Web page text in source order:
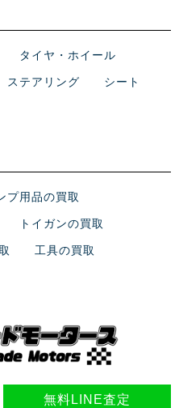
無料LINE査定
タイヤ・ホイール
ステアリング シート
プ用品の買取
トイガンの買取
工具の買取